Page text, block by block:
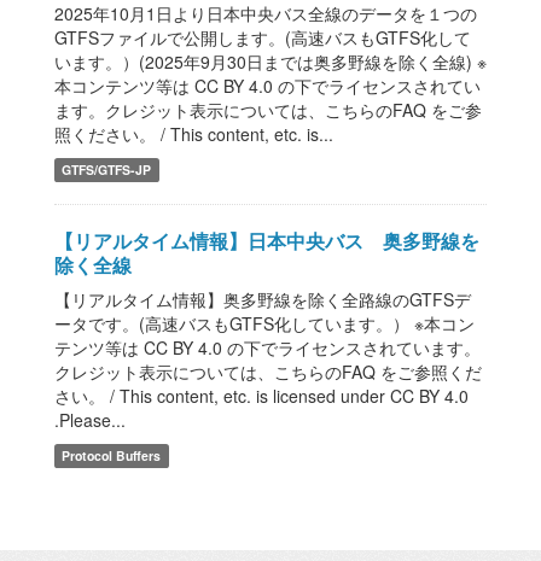
2025年10月1日より日本中央バス全線のデータを１つの
GTFSファイルで公開します。(高速バスもGTFS化して
います。）(2025年9月30日までは奥多野線を除く全線) ※
本コンテンツ等は CC BY 4.0 の下でライセンスされてい
ます。クレジット表示については、こちらのFAQ をご参
照ください。 / This content, etc. is...
GTFS/GTFS-JP
【リアルタイム情報】日本中央バス 奥多野線を
除く全線
【リアルタイム情報】奥多野線を除く全路線のGTFSデ
ータです。(高速バスもGTFS化しています。） ※本コン
テンツ等は CC BY 4.0 の下でライセンスされています。
クレジット表示については、こちらのFAQ をご参照くだ
さい。 / This content, etc. is licensed under CC BY 4.0
.Please...
Protocol Buffers